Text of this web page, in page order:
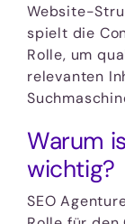
Website-
spielt die
Rolle, um
relevanten
Warum
wichtig?
SEO